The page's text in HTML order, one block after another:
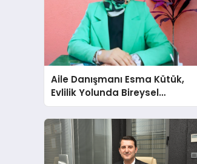
Aile Danışmanı Esma Kütük,
Evlilik Yolunda Bireysel
Farkındalığın ve Sınırların
Gücünü Anlatıyor